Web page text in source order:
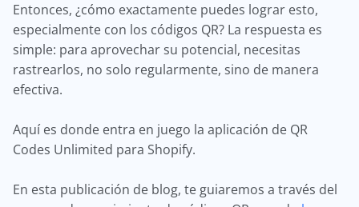
Entonces, ¿cómo exactamente puedes lograr esto,
especialmente con los códigos QR? La respuesta es
simple: para aprovechar su potencial, necesitas
rastrearlos, no solo regularmente, sino de manera
efectiva.
Aquí es donde entra en juego la aplicación de QR
Codes Unlimited para Shopify.
En esta publicación de blog, te guiaremos a través del